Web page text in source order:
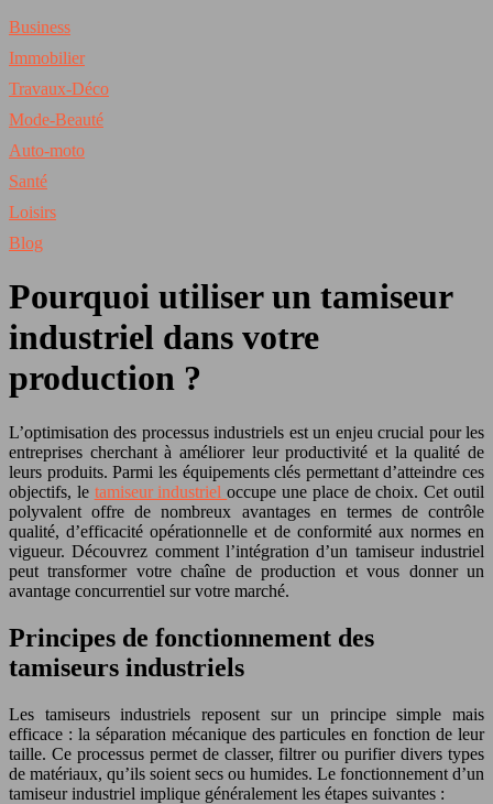
Business
Immobilier
Travaux-Déco
Mode-Beauté
Auto-moto
Santé
Loisirs
Blog
Pourquoi utiliser un tamiseur
industriel dans votre
production ?
L’optimisation des processus industriels est un enjeu crucial pour les
entreprises cherchant à améliorer leur productivité et la qualité de
leurs produits. Parmi les équipements clés permettant d’atteindre ces
objectifs, le tamiseur industrieloccupe une place de choix. Cet outil
polyvalent offre de nombreux avantages en termes de contrôle
qualité, d’efficacité opérationnelle et de conformité aux normes en
vigueur. Découvrez comment l’intégration d’un tamiseur industriel
peut transformer votre chaîne de production et vous donner un
avantage concurrentiel sur votre marché.
Principes de fonctionnement des
tamiseurs industriels
Les tamiseurs industriels reposent sur un principe simple mais
efficace : la séparation mécanique des particules en fonction de leur
taille. Ce processus permet de classer, filtrer ou purifier divers types
de matériaux, qu’ils soient secs ou humides. Le fonctionnement d’un
tamiseur industriel implique généralement les étapes suivantes :